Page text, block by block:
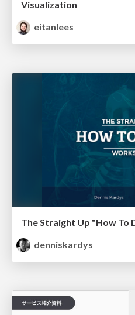
Visualization
eitanlees
The Straight Up "How
denniskardys